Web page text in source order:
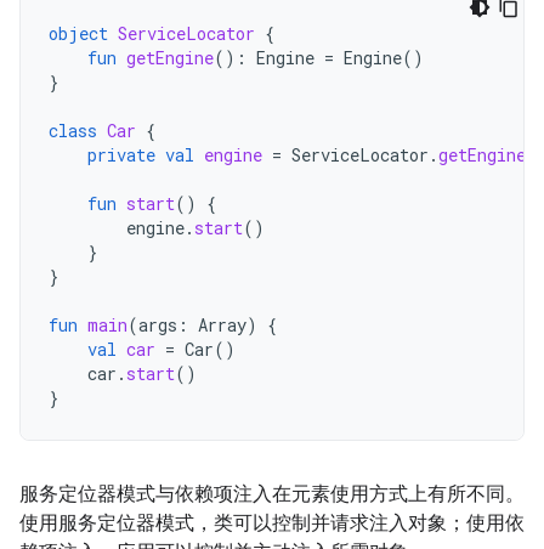
object ServiceLocator {
fun getEngine(): Engine = Engine()
}
class Car {
private val engine = ServiceLocator .getEngine
fun start()
{
engine. start()
}
}
fun main(args : Array)
{
val car = Car()
car . start()
}
服务定位器模式与依赖项注入在元素使用方式上有所不同。
使用服务定位器模式，类可以控制并请求注入对象；使用依